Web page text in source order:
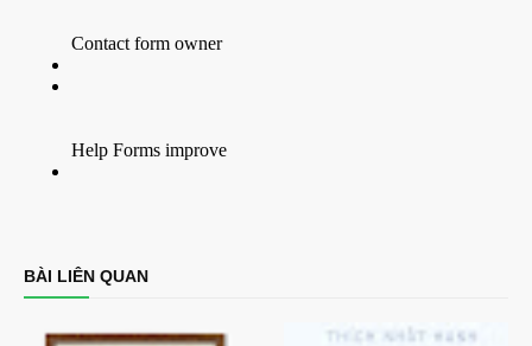
BÀI LIÊN QUAN